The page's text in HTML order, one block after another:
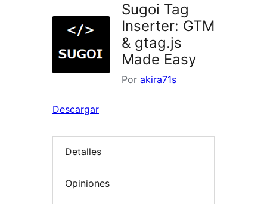
Sugoi Tag
Inserter: GTM
& gtag.js
Made Easy
Por akira71s
Descargar
Detalles
Opiniones